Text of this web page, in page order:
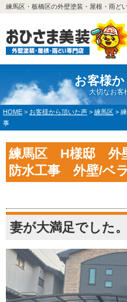
練馬区・板橋区の外壁塗装・屋根・雨ど
お客様
大切なお客
HOME > お客様から頂いた声 > 練馬区 >
事
練馬区 H様邸 外
防水工事 外壁/ベ
妻が大満足でした。